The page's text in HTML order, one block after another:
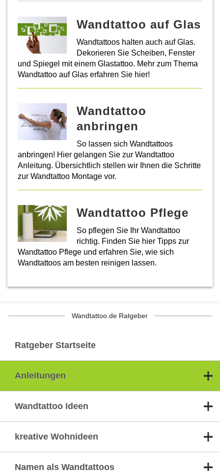
Wandtattoo auf Glas
Wandtattoos halten auch auf Glas.
Dekorieren Sie Scheiben, Fenster
und Spiegel mit einem Glastattoo. Mehr zum Thema
Wandtattoo auf Glas erfahren Sie hier!
Wandtattoo
anbringen
So lassen sich Wandtattoos
anbringen! Hier gelangen Sie zur Wandtattoo
Anleitung. Übersichtlich stellen wir Ihnen die Schritte
zur Wandtattoo Montage vor.
Wandtattoo Pflege
So pflegen Sie Ihr Wandtattoo
richtig. Finden Sie hier Tipps zur
Wandtattoo Pflege und erfahren Sie, wie sich
Wandtattoos am besten reinigen lassen.
Wandtattoo.de Ratgeber
Ratgeber Startseite
Anleitungen
Wandtattoo Ideen
kreative Wohnideen
Namen als Wandtattoos